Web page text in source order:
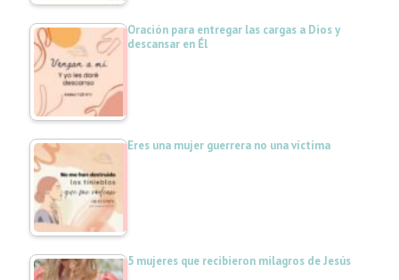
Oración para entregar las cargas a Dios y
descansar en Él
Eres una mujer guerrera no una víctima
5 mujeres que recibieron milagros de Jesús